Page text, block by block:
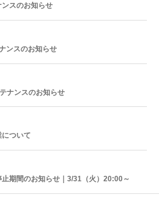
スのお知らせ
ンスのお知らせ
ナンスのお知らせ
ついて
期間のお知らせ｜3/31（火）20:00～